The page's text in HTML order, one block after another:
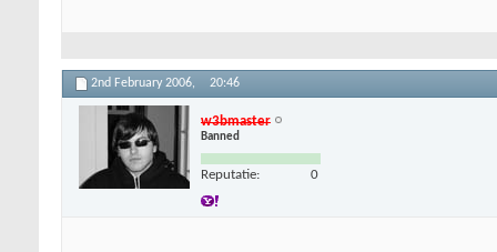
2nd February 2006, 20:46
w3bmaster
Banned
Reputatie: 0